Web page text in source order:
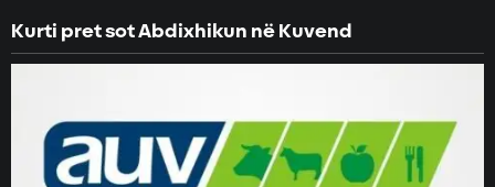
Kurti pret sot Abdixhikun në Kuvend